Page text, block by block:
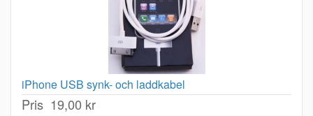
iPhone USB synk- och laddkabel
Pris 19,00 kr